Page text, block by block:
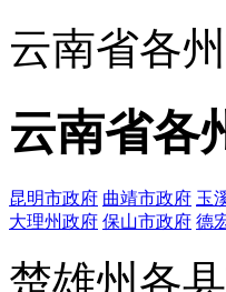
云南省各
云南省各
昆明市政府 曲靖市政府 玉
大理州政府 保山市政府 德
楚雄州各